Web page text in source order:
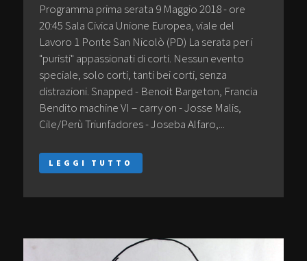
Programma prima serata 9 Maggio 2018 - ore
20:45 Sala Civica Unione Europea, viale del
Lavoro 1 Ponte San Nicolò (PD) La serata per i
"puristi" appassionati di corti. Nessun evento
speciale, solo corti, tanti bei corti, senza
distrazioni. Snapped - Benoit Bargeton, Francia
Bendito machine VI – carry on - Josse Malis,
Cile/Perù Triunfadores - Joseba Alfaro,...
LEGGI TUTTO